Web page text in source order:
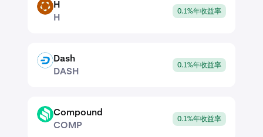
H
H
0.1%年收益率
DASH
Dash
DASH
0.1%年收益率
COMP
Compound
COMP
0.1%年收益率